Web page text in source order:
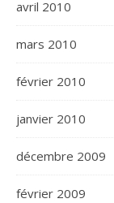
avril 2010
mars 2010
février 2010
janvier 2010
décembre 2009
février 2009